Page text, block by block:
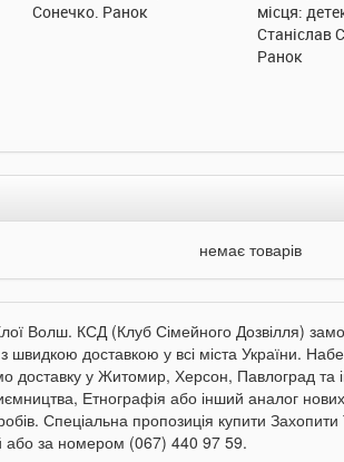
Сонечко. Ранок
місця:
Станіслав
Ранок
немає товарів
Волш. КСД (Клуб Сімейного Дозвілля)
швидкою доставкою у всі міста України.
доставку у Житомир, Херсон, Павлоград та
Етнографія або інший аналог
Спеціальна пропозиція купити
або за номером (067) 440 97 59.